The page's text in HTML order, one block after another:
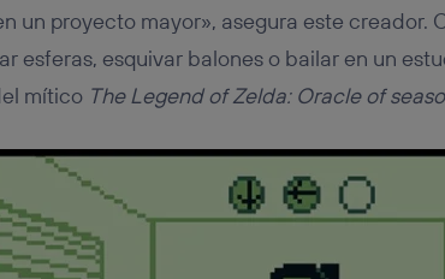
un proyecto mayor», asegura este creador.
esferas, esquivar balones o bailar en un
mítico The Legend of Zelda: Oracle of